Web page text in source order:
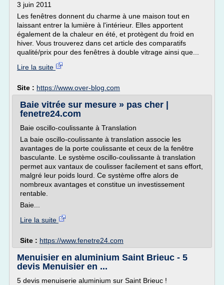
3 juin 2011
Les fenêtres donnent du charme à une maison tout en
laissant entrer la lumière à l'intérieur. Elles apportent
également de la chaleur en été, et protègent du froid en
hiver. Vous trouverez dans cet article des comparatifs
qualité/prix pour des fenêtres à double vitrage ainsi que...
Lire la suite
Site : https://www.over-blog.com
Baie vitrée sur mesure » pas cher |
fenetre24.com
Baie oscillo-coulissante à Translation
La baie oscillo-coulissante à translation associe les
avantages de la porte coulissante et ceux de la fenêtre
basculante. Le système oscillo-coulissante à translation
permet aux vantaux de coulisser facilement et sans effort,
malgré leur poids lourd. Ce système offre alors de
nombreux avantages et constitue un investissement
rentable.
Baie...
Lire la suite
Site : https://www.fenetre24.com
Menuisier en aluminium Saint Brieuc - 5
devis Menuisier en ...
5 devis menuiserie aluminium sur Saint Brieuc !